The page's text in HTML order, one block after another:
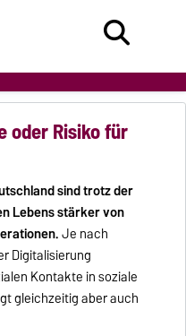
oder Risiko für
sind trotz der
Lebens stärker von
Je nach
Digitalisierung
Kontakte in soziale
gleichzeitig aber auch